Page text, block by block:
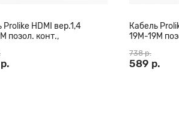
Prolike HDMI вер.1,4
позол. конт.,
Кабель
19М-19М
738 р.
589 р.